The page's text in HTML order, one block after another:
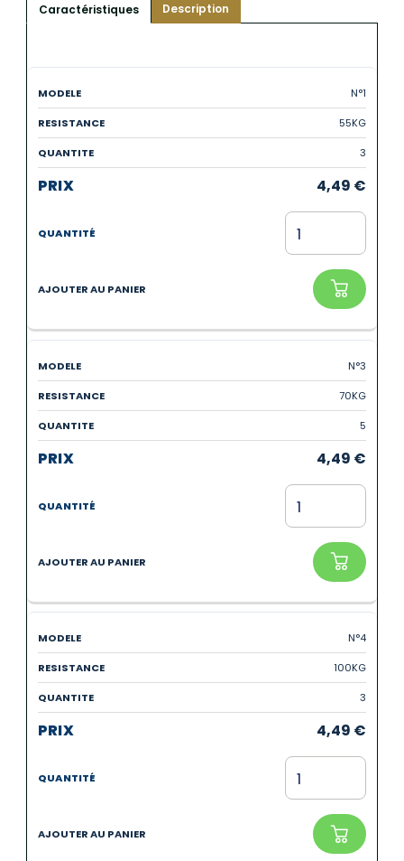
Caractéristiques Description
N°1
55KG
3
4,49 €
N°3
70KG
5
4,49 €
N°4
100KG
3
4,49 €